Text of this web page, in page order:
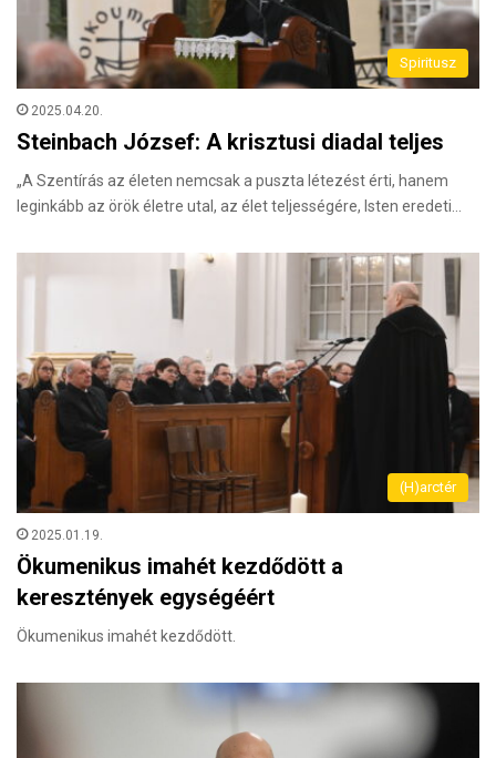
Spiritusz
2025.04.20.
Steinbach József: A krisztusi diadal teljes
„A Szentírás az életen nemcsak a puszta létezést érti, hanem
leginkább az örök életre utal, az élet teljességére, Isten eredeti…
(H)arctér
2025.01.19.
Ökumenikus imahét kezdődött a
keresztények egységéért
Ökumenikus imahét kezdődött.